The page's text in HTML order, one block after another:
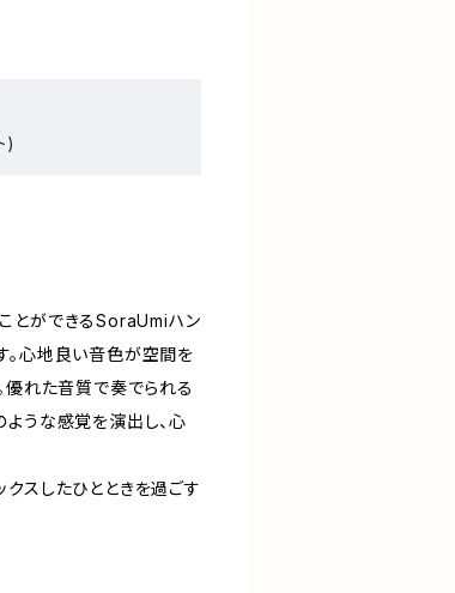
)
とができるSoraUmiハン
。心地良い音色が空間を
優れた音質で奏でられる
ような感覚を演出し、心
スしたひとときを過ごす